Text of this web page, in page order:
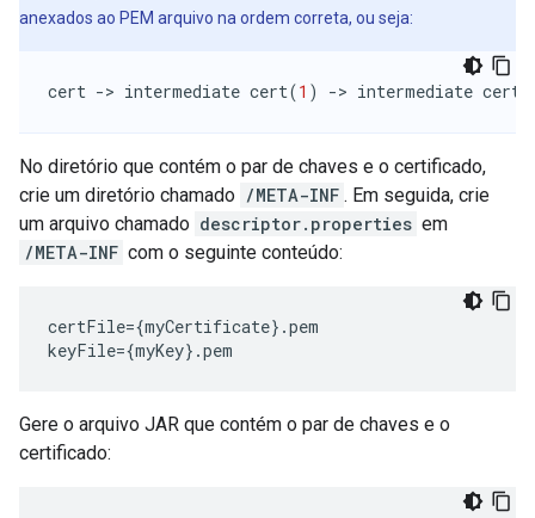
anexados ao PEM arquivo na ordem correta, ou seja:
cert -> intermediate cert(1 ) -> intermediate cert
No diretório que contém o par de chaves e o certificado,
crie um diretório chamado /META-INF . Em seguida, crie
um arquivo chamado descriptor.properties em
/META-INF com o seguinte conteúdo:
certFile={myCertificate}.pem
keyFile={myKey}.pem
Gere o arquivo JAR que contém o par de chaves e o
certificado: